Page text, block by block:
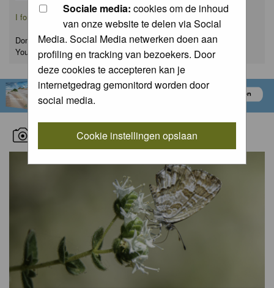
Sociale media: cookies om de inhoud
van onze website te delen via Social
Media. Social Media netwerken doen aan
profiling en tracking van bezoekers. Door
deze cookies te accepteren kan je
internetgedrag gemonitord worden door
social media.
Cookie instellingen opslaan
I forgot my password
Don't have an account yet?
You canregisterfor FREE
RECENT NATURE PICTURES